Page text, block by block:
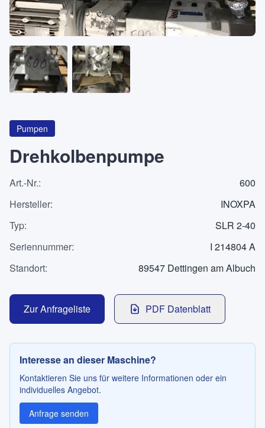
KATEGORIEN
Maschinen
Pumpen
Behälter
Anfrageliste
Deutsch English
Pumpen
Drehkolbenpumpe
Art.-Nr.:
600
Hersteller:
INOXPA
Typ:
SLR 2-40
Seriennummer:
I 214804 A
Standort: 89547 Dettingen am Albuch
Zur Anfrageliste PDF Datenblatt
Interesse an dieser Maschine?
Kontaktieren Sie uns für weitere Informationen oder ein
individuelles Angebot.
Anfrage senden